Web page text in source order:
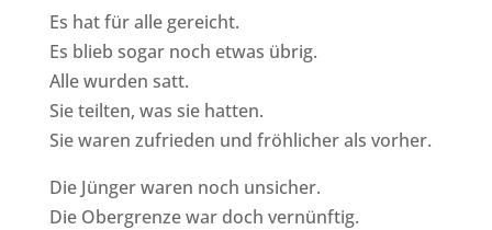
Es hat für alle gereicht.
Es blieb sogar noch etwas übrig.
Alle wurden satt.
Sie teilten, was sie hatten.
Sie waren zufrieden und fröhlicher als vorher.
Die Jünger waren noch unsicher.
Die Obergrenze war doch vernünftig.